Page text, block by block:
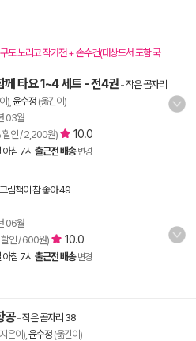
도 노리코 작가전 + 손수건(대상도서 포함 국
께 타요 1~4 세트 - 전4권 -작은 곰자리
), 윤수정 (옮긴이)
03월
할인 / 2,200원) 10.0
아침 7시 출근전 배송 변경
그림책이 참 좋아 49
06월
인 / 600원) 10.0
아침 7시 출근전 배송 변경
공-작은 곰자리 38
은이), 윤수정 (옮긴이)